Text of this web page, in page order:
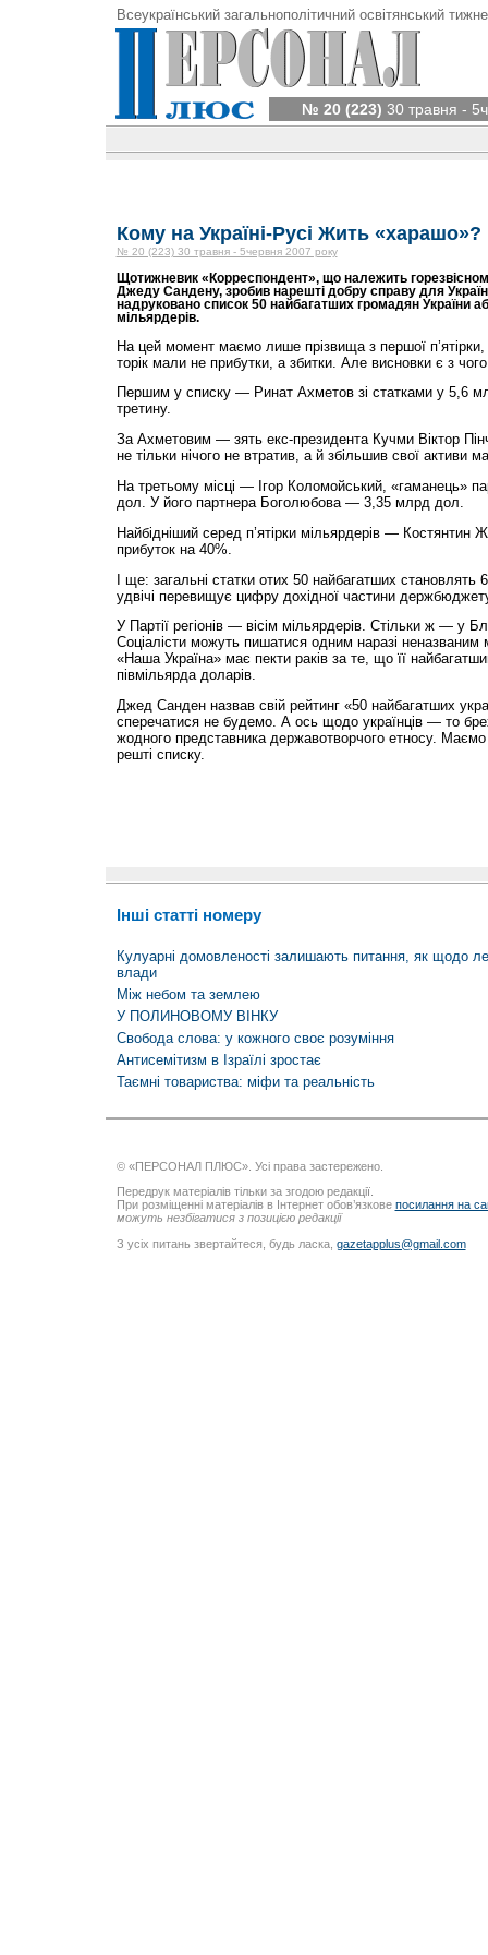
Всеукраїнський загальнополітичний освітянський
№ 20 (223) 30 травня -
Кому на Україні-Русі Жить «харашо»?
№ 20 (223) 30 травня - 5червня 2007 року
Щотижневик «Корреспондент», що належить
Джеду Сандену, зробив нарешті добру справу для
надруковано список 50 найбагатших громадян України
мільярдерів.
На цей момент маємо лише прізвища з першої п’ятірки,
торік мали не прибутки, а збитки. Але висновки є з
Першим у списку — Ринат Ахметов зі статками у 5,6
третину.
За Ахметовим — зять екс-президента Кучми Віктор
не тільки нічого не втратив, а й збільшив свої активи
На третьому місці — Ігор Коломойський, «гаманець»
дол. У його партнера Боголюбова — 3,35 млрд дол.
Найбідніший серед п’ятірки мільярдерів — Костянтин
прибуток на 40%.
І ще: загальні статки отих 50 найбагатших
удвічі перевищує цифру дохідної частини
У Партії регіонів — вісім мільярдерів. Стільки ж — у
Соціалісти можуть пишатися одним наразі
«Наша Україна» має пекти раків за те, що її
півмільярда доларів.
Джед Санден назвав свій рейтинг «50 найбагатших
сперечатися не будемо. А ось щодо українців — то
жодного представника державотворчого етносу.
решті списку.
Інші статті номеру
Кулуарні домовленості залишають питання, як щодо
влади
Між небом та землею
У ПОЛИНОВОМУ ВІНКУ
Cвобода слова: у кожного своє розуміння
Антисемітизм в Ізраїлі зростає
Таємні товариства: міфи та реальність
© «ПЕРСОНАЛ ПЛЮС». Усі права застережено.
Передрук матеріалів тільки за згодою редакції.
При розміщенні матеріалів в Інтернет обов’язкове посилання на
можуть незбігатися з позицією редакції
З усіх питань звертайтеся, будь ласка, gazetapplus@gmail.com